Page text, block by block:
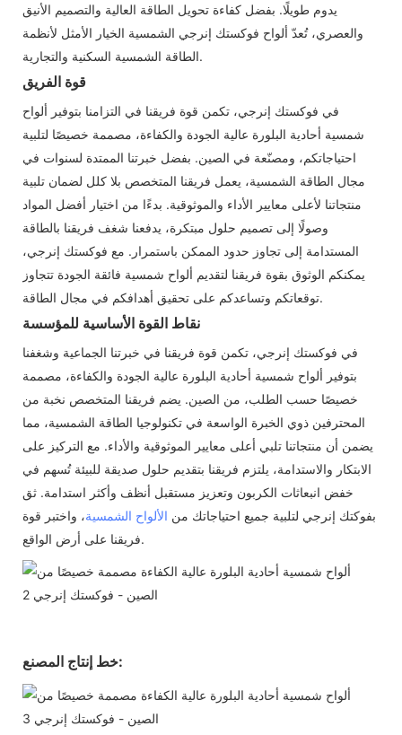
يدوم طويلًا. بفضل كفاءة تحويل الطاقة العالية والتصميم الأنيق
والعصري، تُعدّ ألواح فوكستك إنرجي الشمسية الخيار الأمثل لأنظمة
الطاقة الشمسية السكنية والتجارية.
قوة الفريق
في فوكستك إنرجي، تكمن قوة فريقنا في التزامنا بتوفير ألواح
شمسية أحادية البلورة عالية الجودة والكفاءة، مصممة خصيصًا لتلبية
احتياجاتكم، ومصنّعة في الصين. بفضل خبرتنا الممتدة لسنوات في
مجال الطاقة الشمسية، يعمل فريقنا المتخصص بلا كلل لضمان تلبية
منتجاتنا لأعلى معايير الأداء والموثوقية. بدءًا من اختيار أفضل المواد
وصولًا إلى تصميم حلول مبتكرة، يدفعنا شغف فريقنا بالطاقة
المستدامة إلى تجاوز حدود الممكن باستمرار. مع فوكستك إنرجي،
يمكنكم الوثوق بقوة فريقنا لتقديم ألواح شمسية فائقة الجودة تتجاوز
توقعاتكم وتساعدكم على تحقيق أهدافكم في مجال الطاقة.
نقاط القوة الأساسية للمؤسسة
في فوكستك إنرجي، تكمن قوة فريقنا في خبرتنا الجماعية وشغفنا
بتوفير ألواح شمسية أحادية البلورة عالية الجودة والكفاءة، مصممة
خصيصًا حسب الطلب، من الصين. يضم فريقنا المتخصص نخبة من
المحترفين ذوي الخبرة الواسعة في تكنولوجيا الطاقة الشمسية، مما
يضمن أن منتجاتنا تلبي أعلى معايير الموثوقية والأداء. مع التركيز على
الابتكار والاستدامة، يلتزم فريقنا بتقديم حلول صديقة للبيئة تُسهم في
خفض انبعاثات الكربون وتعزيز مستقبل أنظف وأكثر استدامة. ثق
بفوكتك إنرجي لتلبية جميع احتياجاتك من الألواح الشمسية، واختبر قوة
فريقنا على أرض الواقع.
خط إنتاج المصنع: